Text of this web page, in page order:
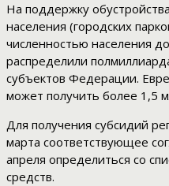
На поддержку
населения (городских
численностью населения
распределили
субъектов Федерации.
может получить более 1,5
Для получения субсидий
марта соответствующее
апреля определиться со
средств.